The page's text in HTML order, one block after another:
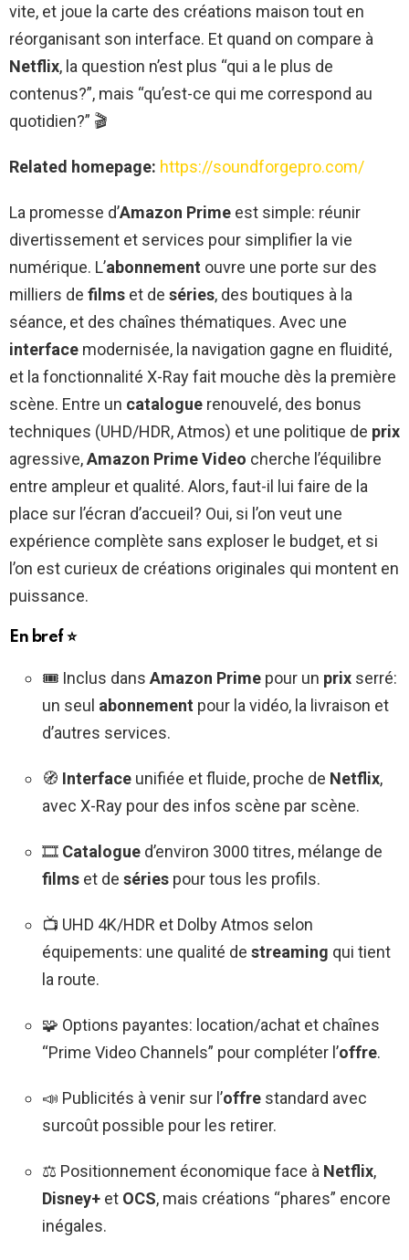
vite, et joue la carte des créations maison tout en
réorganisant son interface. Et quand on compare à
Netflix, la question n’est plus “qui a le plus de
contenus?”, mais “qu’est-ce qui me correspond au
quotidien?” 🎬
Related homepage: https://soundforgepro.com/
La promesse d’Amazon Prime est simple: réunir
divertissement et services pour simplifier la vie
numérique. L’abonnement ouvre une porte sur des
milliers de films et de séries, des boutiques à la
séance, et des chaînes thématiques. Avec une
interface modernisée, la navigation gagne en fluidité,
et la fonctionnalité X-Ray fait mouche dès la première
scène. Entre un catalogue renouvelé, des bonus
techniques (UHD/HDR, Atmos) et une politique de prix
agressive,Amazon Prime Video cherche l’équilibre
entre ampleur et qualité. Alors, faut-il lui faire de la
place sur l’écran d’accueil? Oui, si l’on veut une
expérience complète sans exploser le budget, et si
l’on est curieux de créations originales qui montent en
puissance.
En bref ⭐
🎟️ Inclus dans Amazon Prime pour un prix serré:
un seul abonnement pour la vidéo, la livraison et
d’autres services.
🧭 Interface unifiée et fluide, proche de Netflix,
avec X-Ray pour des infos scène par scène.
🎞️ Catalogue d’environ 3000 titres, mélange de
films et de séries pour tous les profils.
📺 UHD 4K/HDR et Dolby Atmos selon
équipements: une qualité de streaming qui tient
la route.
🧩 Options payantes: location/achat et chaînes
“Prime Video Channels” pour compléter l’offre.
📣 Publicités à venir sur l’offre standard avec
surcoût possible pour les retirer.
⚖️ Positionnement économique face à Netflix,
Disney+ et OCS, mais créations “phares” encore
inégales.